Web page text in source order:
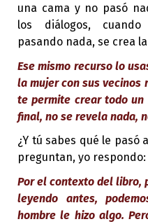
una cama y no pasó
los diálogos,
pasando nada, se crea
Ese mismo recurso lo
la mujer con sus vecinos
te permite crear todo un
final, no se revela nada,
¿Y tú sabes qué le pasó
preguntan, yo respondo:
Por el contexto del libro,
leyendo antes,
hombre le hizo algo.